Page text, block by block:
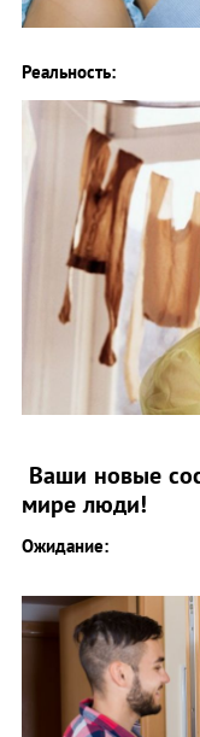
Реальность:
Ваши новые
мире люди!
Ожидание: